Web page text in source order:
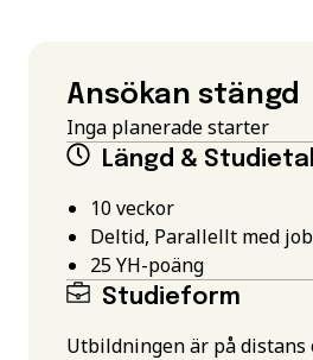
Ansökan stängd
Inga planerade starter
Längd &
10 veckor
Deltid, Parallellt med
25YH-poäng
Studieform
Utbildningen är på distans